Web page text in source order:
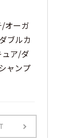
オーガ
ブルカ
ア/ダ
ャンプ